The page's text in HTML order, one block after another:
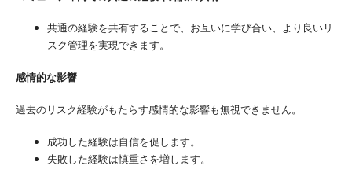
共通の経験を共有することで、お互いに学び合い、より良いリ
スク管理を実現できます。
感情的な影響
過去のリスク経験がもたらす感情的な影響も無視できません。
成功した経験は自信を促します。
失敗した経験は慎重さを増します。